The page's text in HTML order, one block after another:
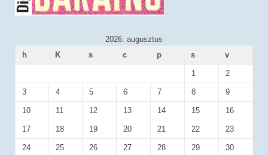
2026. augusztus
h
K s c p s v
1 2
3 4 5 6 7 8 9
10 11 12 13 14 15 16
17 18 19 20 21 22 23
24 25 26 27 28 29 30